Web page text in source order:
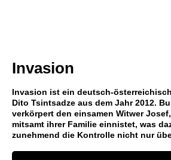
Invasion
Invasion ist ein deutsch-
Dito Tsintsadze aus dem Jahr 2012.
verkörpert den einsamen Witwer
mitsamt ihrer Familie einnistet, was
zunehmend die Kontrolle nicht nur